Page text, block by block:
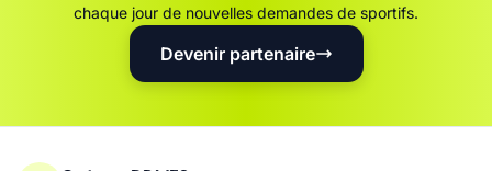
chaque jour de nouvelles demandes de sportifs.
Devenir partenaire